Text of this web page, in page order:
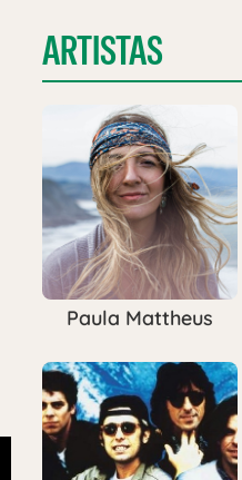
ARTISTAS
Paula Mattheus